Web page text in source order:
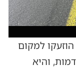
למקום
והיא